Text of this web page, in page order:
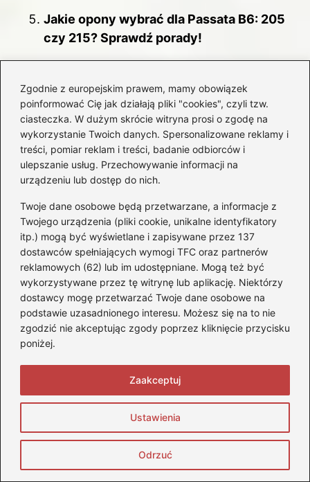
Zgodnie z europejskim prawem, mamy obowiązek
poinformować Cię jak działają pliki "cookies", czyli tzw.
ciasteczka. W dużym skrócie witryna prosi o zgodę na
wykorzystanie Twoich danych. Spersonalizowane reklamy i
treści, pomiar reklam i treści, badanie odbiorców i
ulepszanie usług. Przechowywanie informacji na
urządzeniu lub dostęp do nich.
Twoje dane osobowe będą przetwarzane, a informacje z
Twojego urządzenia (pliki cookie, unikalne identyfikatory
itp.) mogą być wyświetlane i zapisywane przez 137
dostawców spełniających wymogi TFC oraz partnerów
reklamowych (62) lub im udostępniane. Mogą też być
wykorzystywane przez tę witrynę lub aplikację. Niektórzy
dostawcy mogę przetwarzać Twoje dane osobowe na
podstawie uzasadnionego interesu. Możesz się na to nie
zgodzić nie akceptując zgody poprzez kliknięcie przycisku
poniżej.
Ustawienia
Odrzuć
Zaakceptuj
Jakie opony wybrać dla Passata B6: 205
czy 215? Sprawdź porady!
Historia marki Aplus
Kluczowe postacie i strategia Aplus
Produkcja opon Aplus
Technologie w produkcji opon Aplus
Zrównoważony rozwój Aplus
czterech kołach, dwóch kołach i wszystkim, co ma silnik,
charakter i potrafi wzbudzić emocje. Blog stopquadom.pl to
moje miejsce w sieci, w którym dzielę się pasją do quadów,
samochodów, motocykli oraz szeroko pojętej techniki
aspekty użytkowania pojazdów, jak i ich możliwości w
terenie, na trasie czy w warunkach ekstremalnych. Testuję,
porównuję, analizuję i tłumaczę — od wyboru